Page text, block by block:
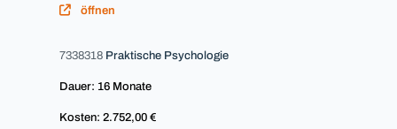
öffnen
7338318 Praktische Psychologie
Dauer: 16 Monate
Kosten: 2.752,00 €